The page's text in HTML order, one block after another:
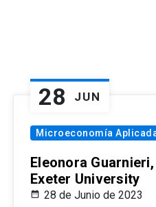
28 JUN
Microeconomía
Eleonora Guarnieri,
Exeter University
28 de Junio de 2023